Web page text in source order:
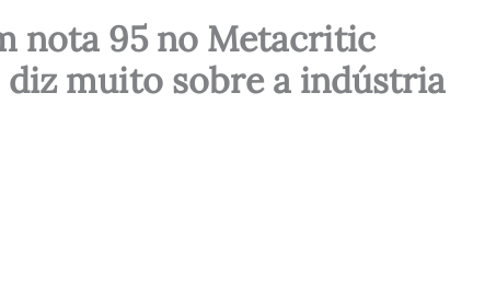
nota 95 no Metacritic
muito sobre a indústria